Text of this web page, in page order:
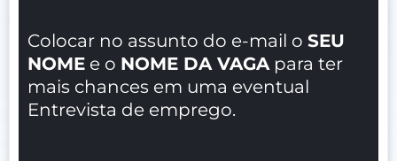
Colocar no assunto do e-mail o SEU
NOME e o NOME DA VAGA para ter
mais chances em uma eventual
Entrevista de emprego.